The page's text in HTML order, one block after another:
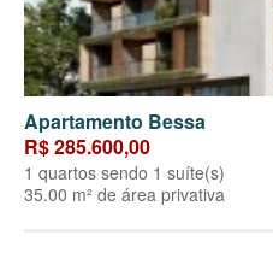
Apartamento Bessa
R$ 285.600,00
1 quartos sendo 1 suíte(s)
35.00 m² de área privativa